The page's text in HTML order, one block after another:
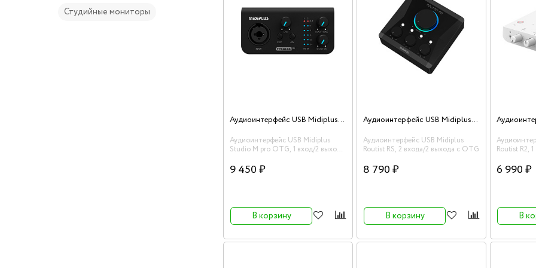
Студийные мониторы
Аудиоинтерфейс USB Midiplus Studio M pro OTG
Аудиоинтерфейс USB Midiplus
Studio M pro OTG, 1 вход/2 выхода
9 450 ₽
В корзину
Аудиоинтерфейс USB Midiplus Routist RS
Аудиоинтерфейс USB Midiplus
Routist RS, 2 входа/2 выхода c OTG
8 790 ₽
В корзину
Routist R2,
6 990 ₽
В